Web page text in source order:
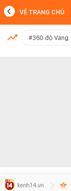
MỚI NHẤT
VỀ TRANG CHỦ
#360 độ Vàng